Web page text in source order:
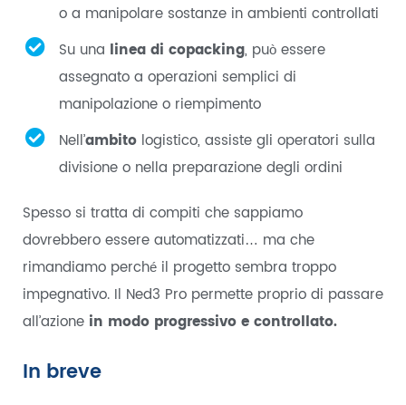
o a manipolare sostanze in ambienti controllati
Su una linea di copacking, può essere
assegnato a operazioni semplici di
manipolazione o riempimento
Nell’ambitologistico, assiste gli operatori sulla
divisione o nella preparazione degli ordini
Spesso si tratta di compiti che sappiamo
dovrebbero essere automatizzati… ma che
rimandiamo perché il progetto sembra troppo
impegnativo. Il Ned3 Pro permette proprio di passare
all’azione in modo progressivo e controllato.
In breve